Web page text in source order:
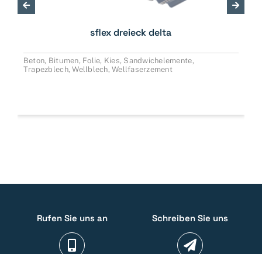
sflex dreieck delta
Beton, Bitumen, Folie, Kies, Sandwichelemente,
Trapezblech,Wellblech,Wellfaserzement
Rufen Sie uns an Schreiben Sie uns